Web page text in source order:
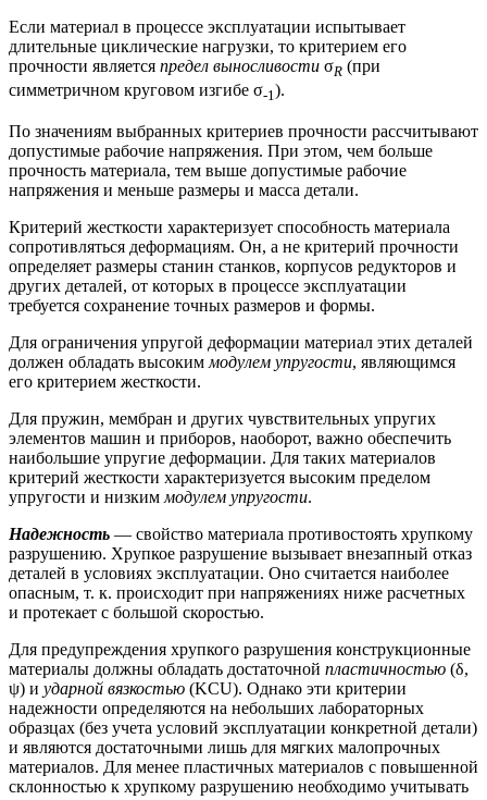
Если материал в процессе эксплуатации испытывает
длительные циклические нагрузки, то критерием его
прочности является предел выносливости σR (при
симметричном круговом изгибе σ-1).
По значениям выбранных критериев прочности рассчитывают
допустимые рабочие напряжения. При этом, чем больше
прочность материала, тем выше допустимые рабочие
напряжения и меньше размеры и масса детали.
Критерий жесткости характеризует способность материала
сопротивляться деформациям. Он, а не критерий прочности
определяет размеры станин станков, корпусов редукторов и
других деталей, от которых в процессе эксплуатации
требуется сохранение точных размеров и формы.
Для ограничения упругой деформации материал этих деталей
должен обладать высоким модулем упругости, являющимся
его критерием жесткости.
Для пружин, мембран и других чувствительных упругих
элементов машин и приборов, наоборот, важно обеспечить
наибольшие упругие деформации. Для таких материалов
критерий жесткости характеризуется высоким пределом
упругости и низким модулем упругости.
Надежность — свойство материала противостоять хрупкому
разрушению. Хрупкое разрушение вызывает внезапный отказ
деталей в условиях эксплуатации. Оно считается наиболее
опасным, т. к. происходит при напряжениях ниже расчетных
и протекает с большой скоростью.
Для предупреждения хрупкого разрушения конструкционные
материалы должны обладать достаточной пластичностью (δ,
ψ) и ударной вязкостью (KCU). Однако эти критерии
надежности определяются на небольших лабораторных
образцах (без учета условий эксплуатации конкретной детали)
и являются достаточными лишь для мягких малопрочных
материалов. Для менее пластичных материалов с повышенной
склонностью к хрупкому разрушению необходимо учитывать